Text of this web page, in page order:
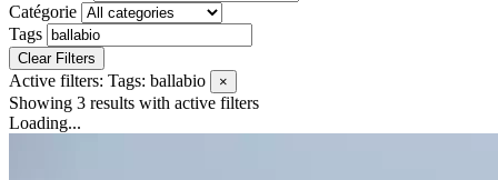
Catégorie
Tags
Clear Filters
Active filters: Tags: ballabio ×
Showing 3 results with active filters
Loading...